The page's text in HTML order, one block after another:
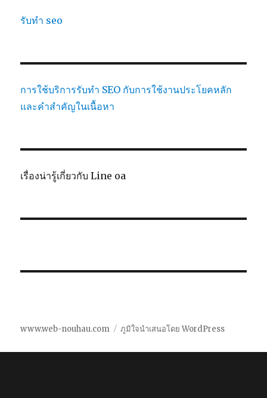
รับทำ seo
การใช้บริการรับทำ SEO กับการใช้งานประโยคหลัก
และคำสำคัญในเนื้อหา
เรื่องน่ารู้เกี่ยวกับ Line oa
www.web-nouhau.com ภูมิใจนำเสนอโดย WordPress